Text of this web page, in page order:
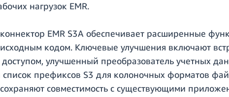
нагрузок EMR.
EMR S3A обеспечивает расширенные
кодом. Ключевые улучшения включают
улучшенный преобразователь учетных
префиксов S3 для колоночных форматов
совместимость с существующими